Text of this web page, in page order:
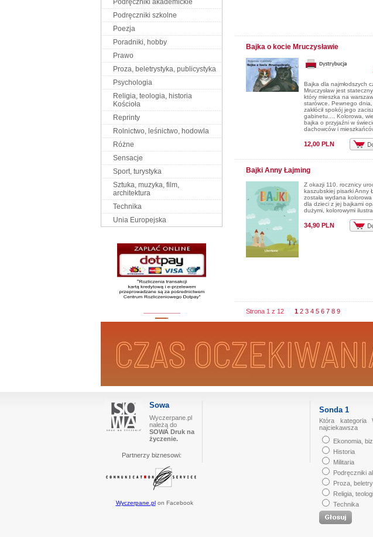
Podręczniki akademickie
Podręczniki szkolne
Poezja
Poradniki, hobby
Prawo
Proza, beletrystyka, publicystyka
Psychologia
Religia, teologia, historia
Kościoła
Reprinty
Rolnictwo, leśnictwo, hodowla
Różne
Sensacje
Sport, turystyka
Sztuka, muzyka, film,
architektura
Technika
Unia Europejska
Bajka o kocie Mruczysławie
Bajka dla najmłodszych
Mruczysław jest
który mieszka na
starówce. Pewnego
zakłócił spokój jego
gabinetu.... Kolorowa,
bajka o przyjaźni w
dachowców i
12,00 PLN
Bajki Anny Łajming
Z okazji 110. rocznicy
kaszubskiej pisarki Anny
została wydana
dla dzieci z jej bajkami
dużymi, kolorowymi
34,90 PLN
Strona 1 z 12 1 2 3 4 5 6 7 8 9
Sowa
Wyczerpane.pl
należą do
SOWA Druk na
życzenie.
Partnerzy biznesowi:
Wyczerpane.plon Facebook
Sonda 1
Która kategoria
najciekawsza
Ekonomia,
Historia
Militaria
Podręczniki
Proza,
Religia,
Technika